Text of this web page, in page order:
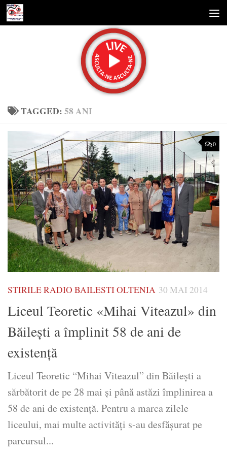
Skip to content
TAGGED:58 ANI
0
STIRILE RADIO BAILESTI OLTENIA 30 MAI 2014
Liceul Teoretic «Mihai Viteazul» din
Băileşti a împlinit 58 de ani de
existenţă
Liceul Teoretic “Mihai Viteazul” din Băileşti a
sărbătorit de pe 28 mai şi până astăzi împlinirea a
58 de ani de existenţă. Pentru a marca zilele
liceului, mai multe activităţi s-au desfăşurat pe
parcursul...